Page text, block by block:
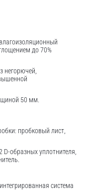
до 70%
негорючей,
50 мм.
пробковый лист,
образных уплотнителя,
система